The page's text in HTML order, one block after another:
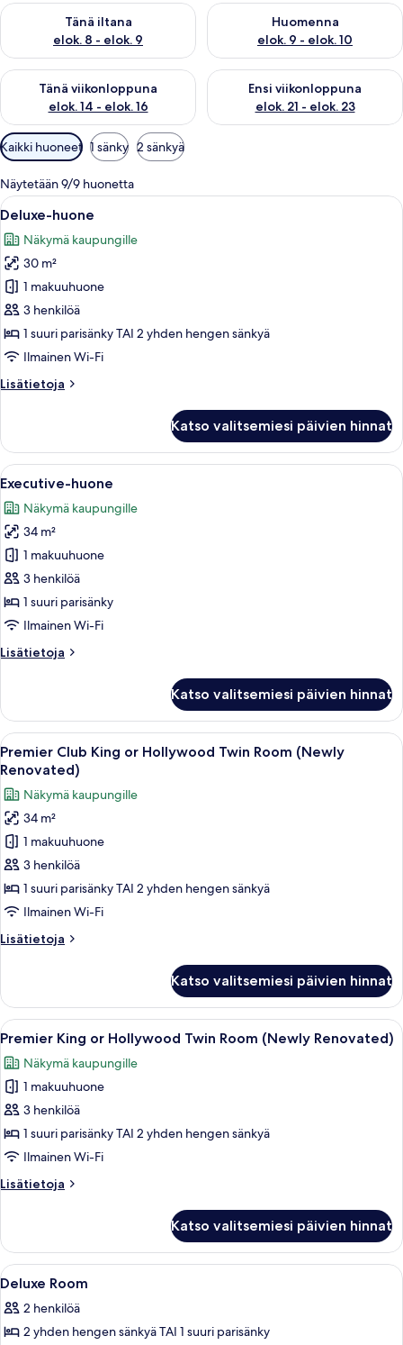
Tänä iltana
elok. 8 - elok. 9
Tarkista tämän illan saatavuus elok. 8 - elok. 9
Huomenna
elok. 9 - elok. 10
Tarkista huomisen saatavuus
Tänä viikonloppuna
elok. 14 - elok. 16
Tarkista tämän viikonlopun saatavuus elok. 14 - elok. 16
Ensi viikonloppuna
elok. 21 - elok. 23
Tarkista ensi viikonlopun
Huoneille
saatavilla
olevia
suodattimia
Kaikki huoneet 1 sänky 2 sänkyä
Näytetään 9/9 huonetta
Avaa
kaikki
huonetyypin
Deluxe-
huone
kuvat
Hotellihuone, jossa on sänky,
6
Deluxe-huone
Näkymä kaupungille
30 m²
1 makuuhuone
3 henkilöä
1 suuri parisänky TAI 2 yhden hengen sänkyä
Ilmainen Wi-Fi
Lisätietoja
Lisätietoja
Katso valitsemiesi päivien hinnat
Avaa
kaikki
huonetyypin
Executive-
huone
kuvat
Hotellihuone, jossa on sänky,
5
Executive-huone
Näkymä kaupungille
34 m²
1 makuuhuone
3 henkilöä
1 suuri parisänky
Ilmainen Wi-Fi
Lisätietoja
Lisätietoja
Katso valitsemiesi päivien hinnat
Avaa
kaikki
huonetyypin
Premier
Club
King
or
Hollywood
Twin
(Newly
Premier Club King or Hollywood
4
Premier Club King or Hollywood Twin Room (Newly
Renovated)
Näkymä kaupungille
34 m²
1 makuuhuone
3 henkilöä
1 suuri parisänky TAI 2 yhden hengen sänkyä
Ilmainen Wi-Fi
Lisätietoja
Lisätietoja
King
or
Hollywood
Room
(Newly
Katso valitsemiesi päivien hinnat
Avaa
kaikki
huonetyypin
Premier
King
or
Hollywood
Room
kuvat
Premier King or Hollywood Twin
4
Premier King or Hollywood Twin Room (Newly Renovated)
Näkymä kaupungille
1 makuuhuone
3 henkilöä
1 suuri parisänky TAI 2 yhden hengen sänkyä
Ilmainen Wi-Fi
Lisätietoja
Lisätietoja
or
Hollywood
Twin
(Newly
Renovated)
Katso valitsemiesi päivien hinnat
Avaa
kaikki
huonetyypin
Deluxe
6
Deluxe Room
2 henkilöä
2 yhden hengen sänkyä TAI 1 suuri parisänky